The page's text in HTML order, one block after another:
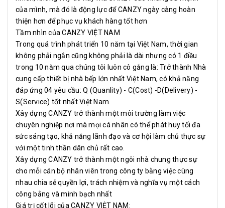
của mình, mà đó là động lực để CANZY ngày càng hoàn
thiện hơn để phục vụ khách hàng tốt hơn
Tầm nhìn của CANZY VIỆT NAM
Trong quá trình phát triển 10 năm tại Việt Nam, thời gian
không phải ngắn cũng không phải là dài nhưng có 1 điều
trong 10 năm qua chúng tôi luôn cô gắng là: Trở thành Nhà
cung cấp thiết bị nhà bếp lớn nhất Việt Nam, có khả năng
đáp ứng 04 yêu cầu: Q (Quanlity) - C(Cost) -D(Delivery) -
S(Service) tốt nhất Việt Nam.
Xây dựng CANZY trở thành một môi trường làm việc
chuyên nghiệp nơi mà mọi cá nhân có thể phát huy tối đa
sức sáng tạo, khả năng lãnh đạo và cơ hội làm chủ thực sự
với một tinh thần dân chủ rất cao.
Xây dựng CANZY trở thành một ngôi nhà chung thực sự
cho mỗi cán bộ nhân viên trong công ty bằng việc cùng
nhau chia sẻ quyền lợi, trách nhiệm và nghĩa vụ một cách
công bằng và minh bạch nhất
Giá trị cốt lõi của CANZY VIỆT NAM: